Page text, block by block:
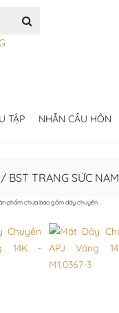
TẬP NHẪN CẦU HÔN
/ BST TRANG SỨC NAM
phẩm chưa bao gồm dây chuyền